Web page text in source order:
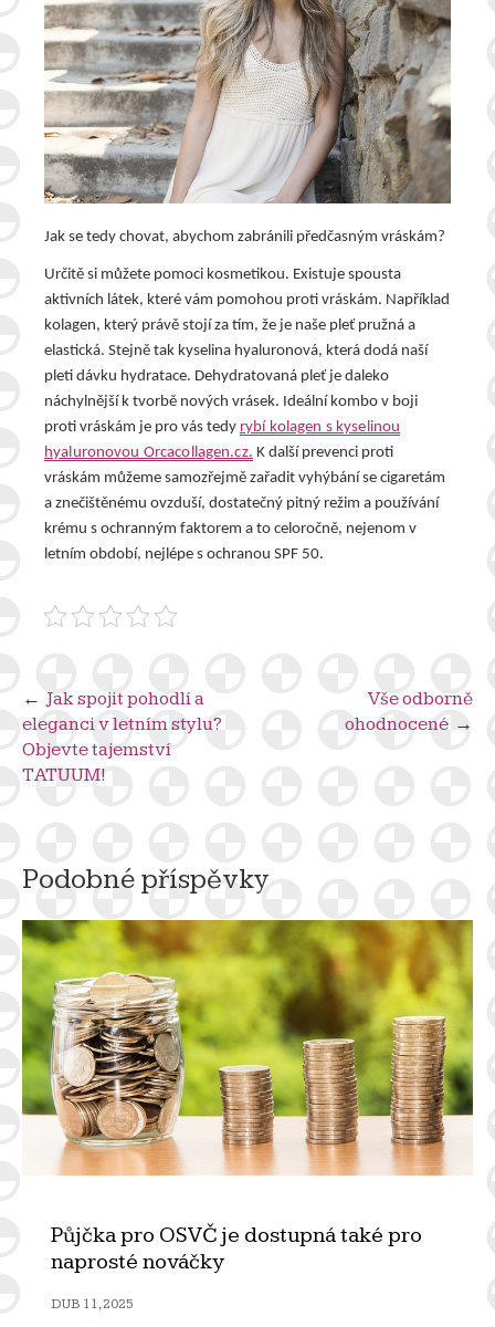
Jak se tedy chovat, abychom zabránili předčasným vráskám?
Určitě si můžete pomoci kosmetikou. Existuje spousta
aktivních látek, které vám pomohou proti vráskám. Například
kolagen, který právě stojí za tím, že je naše pleť pružná a
elastická. Stejně tak kyselina hyaluronová, která dodá naší
pleti dávku hydratace. Dehydratovaná pleť je daleko
náchylnější k tvorbě nových vrásek. Ideální kombo v boji
proti vráskám je pro vás tedy rybí kolagen s kyselinou
hyaluronovou Orcacollagen.cz. K další prevenci proti
vráskám můžeme samozřejmě zařadit vyhýbání se cigaretám
a znečištěnému ovzduší, dostatečný pitný režim a používání
krému s ochranným faktorem a to celoročně, nejenom v
letním období, nejlépe s ochranou SPF 50.
Navigace
pro
příspěvek
Jak spojit pohodlí a
eleganci v letním stylu?
Objevte tajemství
TATUUM!
Vše odborně
ohodnocené
Podobné příspěvky
Půjčka pro OSVČ je dostupná také pro
naprosté nováčky
DUB 11, 2025